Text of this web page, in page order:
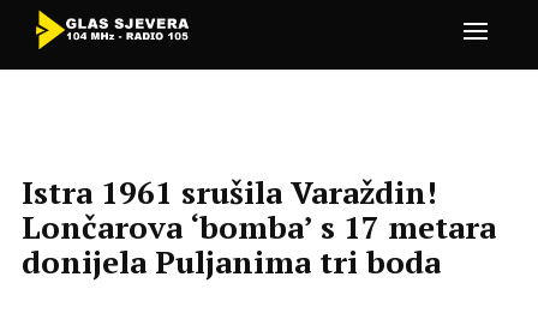
Istra 1961 srušila Varaždin!
Lončarova ‘bomba’ s 17 metara
donijela Puljanima tri boda